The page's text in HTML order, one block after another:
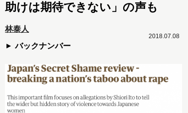
助けは期待できない」の声も
林泰人
バックナンバー
2018.07.08